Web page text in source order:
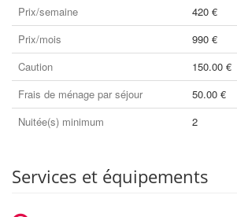
Prix/semaine
420 €
Prix/mois
990 €
Caution
150.00 €
Frais de ménage par séjour
50.00 €
Nuitée(s) minimum
2
Services et équipements